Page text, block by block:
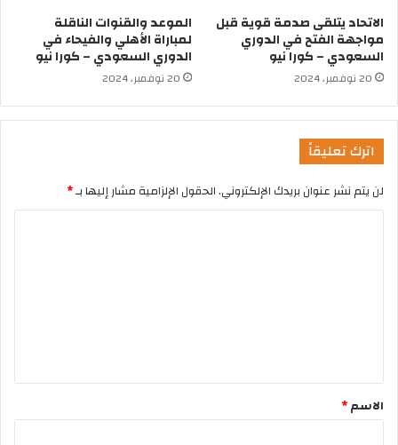
الاتحاد يتلقى صدمة قوية قبل
مواجهة الفتح في الدوري
السعودي – كورا نيو
20 نوفمبر، 2024
الموعد والقنوات الناقلة
لمباراة الأهلي والفيحاء في
الدوري السعودي – كورا نيو
20 نوفمبر، 2024
اترك تعليقاً
لن يتم نشر عنوان بريدك الإلكتروني.الحقول الإلزامية مشار إليها بـ*
الاسم*